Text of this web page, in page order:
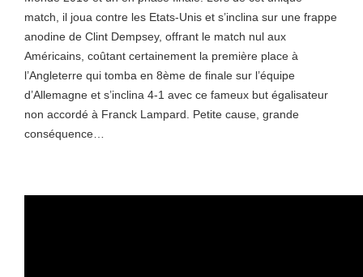
match, il joua contre les Etats-Unis et s’inclina sur une frappe
anodine de Clint Dempsey, offrant le match nul aux
Américains, coûtant certainement la première place à
l’Angleterre qui tomba en 8ème de finale sur l’équipe
d’Allemagne et s’inclina 4-1 avec ce fameux but égalisateur
non accordé à Franck Lampard. Petite cause, grande
conséquence…